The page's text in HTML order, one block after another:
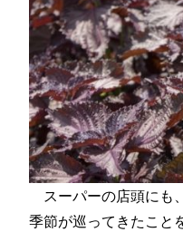
スーパーの店頭にも
季節が巡ってきたこと